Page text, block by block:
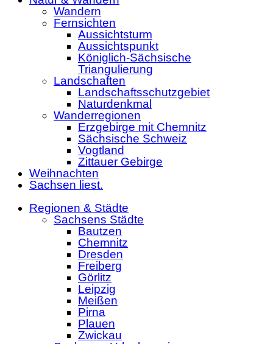
Wandern
Fernsichten
Aussichtsturm
Aussichtspunkt
Königlich-Sächsische
Triangulierung
Landschaften
Landschaftsschutzgebiet
Naturdenkmal
Wanderregionen
Erzgebirge mit Chemnitz
Sächsische Schweiz
Vogtland
Zittauer Gebirge
Weihnachten
Sachsen liest.
Regionen & Städte
Sachsens Städte
Bautzen
Chemnitz
Dresden
Freiberg
Görlitz
Leipzig
Meißen
Pirna
Plauen
Zwickau